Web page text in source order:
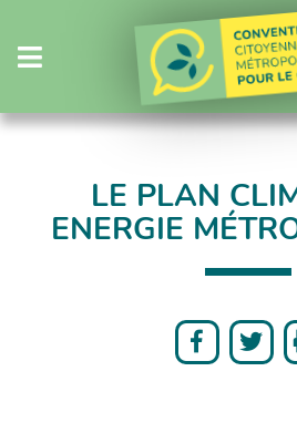
Menu
LE PLAN
ENERGIE
Partager
